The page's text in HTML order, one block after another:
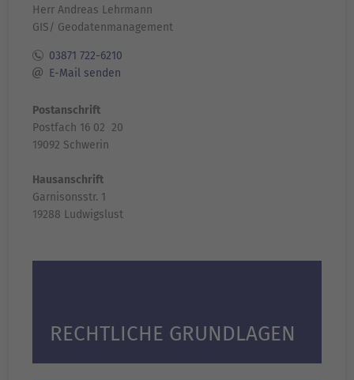
Herr Andreas Lehrmann
GIS/ Geodatenmanagement
03871 722-6210
E-Mail senden
Postanschrift
Postfach 16 02 20
19092 Schwerin
Hausanschrift
Garnisonsstr. 1
19288 Ludwigslust
RECHTLICHE GRUNDLAGEN